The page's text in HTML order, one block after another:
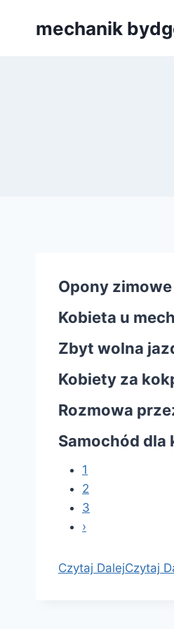
mechanik
Opony
Kobieta u
Zbyt wolna
Kobiety za
Rozmowa
Samochód dla
1
2
3
›
Czytaj DalejCzytaj